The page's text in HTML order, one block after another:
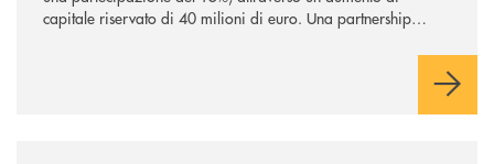
capitale riservato di 40 milioni di euro. Una partnership
comuni e sulla prossimità ai territori, per ampliare l’offerta e